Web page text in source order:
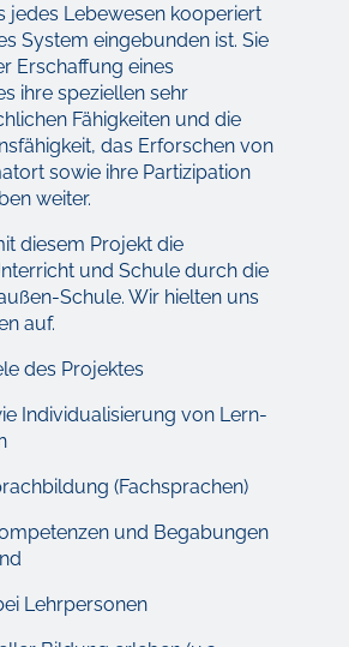
jedes Lebewesen kooperiert
System eingebunden ist. Sie
Erschaffung eines
ihre speziellen sehr
Fähigkeiten und die
das Erforschen von
sowie ihre Partizipation
weiter.
diesem Projekt die
und Schule durch die
Schule. Wir hielten uns
auf.
des Projektes
Individualisierung von Lern-
(Fachsprachen)
und Begabungen
Lehrpersonen